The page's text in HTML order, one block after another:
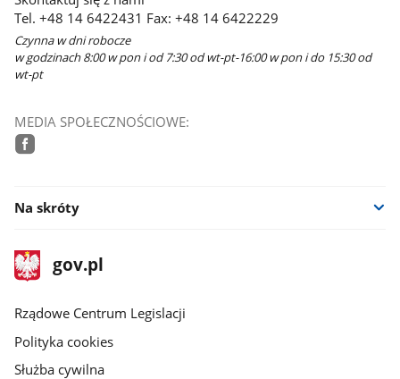
Tel. +48 14 6422431 Fax: +48 14 6422229
Czynna w dni robocze
w godzinach 8:00 w pon i od 7:30 od wt-pt-16:00 w pon i do 15:30 od
wt-pt
MEDIA SPOŁECZNOŚCIOWE:
Na skróty
stopka
gov.plStrona
gov.pl
Rządowe Centrum Legislacji
Polityka cookies
Służba cywilna